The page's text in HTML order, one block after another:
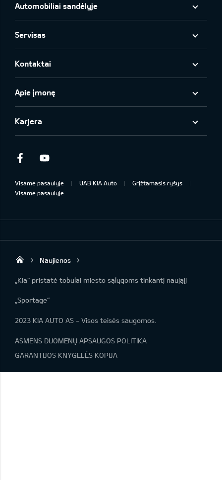
Automobiliai sandėlyje
Servisas
Kontaktai
Apie įmonę
Karjera
Facebook
Visame pasaulyje UAB KIA Auto
Grįžtamasis ryšys
Visame pasaulyje
UAB „Kia Auto“
Naujienos
„Kia“ pristatė tobulai miesto sąlygoms tinkantį naująjį
„Sportage“
2023 KIA AUTO AS - Visos teisės saugomos.
ASMENS DUOMENŲ APSAUGOS POLITIKA
GARANTIJOS KNYGELĖS KOPIJA